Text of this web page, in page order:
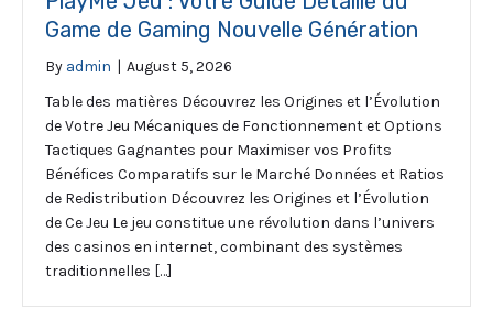
Game de Gaming Nouvelle Génération
By admin | August 5, 2026
Table des matières Découvrez les Origines et l’Évolution
de Votre Jeu Mécaniques de Fonctionnement et Options
Tactiques Gagnantes pour Maximiser vos Profits
Bénéfices Comparatifs sur le Marché Données et Ratios
de Redistribution Découvrez les Origines et l’Évolution
de Ce Jeu Le jeu constitue une révolution dans l’univers
des casinos en internet, combinant des systèmes
traditionnelles […]